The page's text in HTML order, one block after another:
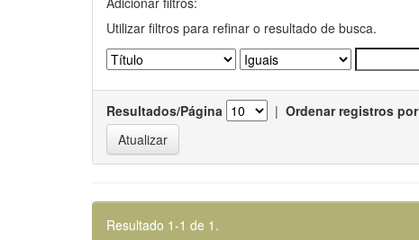
Utilizar filtros para refinar o resultado de busca.
Resultados/Página | Ordenar registros por
Resultado 1-1 de 1.